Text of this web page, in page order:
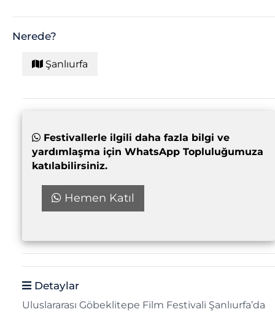
Nerede?
Şanlıurfa
Festivallerle ilgili daha fazla bilgi ve
yardımlaşma için WhatsApp Topluluğumuza
katılabilirsiniz.
Hemen Katıl
Detaylar
Uluslararası Göbeklitepe Film Festivali Şanlıurfa’da